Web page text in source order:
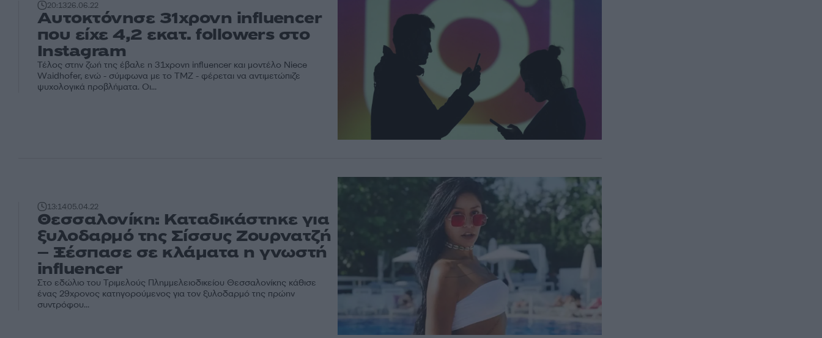
20:1326.06.22
Αυτοκτόνησε 31χρονη influencer
που είχε 4,2 εκατ. followers στο
Instagram
Τέλος στην ζωή της έβαλε η 31χρονη influencer και μοντέλο Niece
Waidhofer, ενώ - σύμφωνα με το TMZ - φέρεται να αντιμετώπιζε
ψυχολογικά προβλήματα. Οι...
13:1405.04.22
Θεσσαλονίκη: Καταδικάστηκε για
ξυλοδαρμό της Σίσσυς Ζουρνατζή
– Ξέσπασε σε κλάματα η γνωστή
influencer
Στο εδώλιο του Τριμελούς Πλημμελειοδικείου Θεσσαλονίκης κάθισε
ένας 29χρονος κατηγορούμενος για τον ξυλοδαρμό της πρώην
συντρόφου...